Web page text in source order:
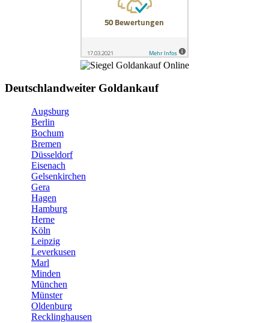
Deutschlandweiter Goldankauf
Augsburg
Berlin
Bochum
Bremen
Düsseldorf
Eisenach
Gelsenkirchen
Gera
Hagen
Hamburg
Herne
Köln
Leipzig
Leverkusen
Marl
Minden
München
Münster
Oldenburg
Recklinghausen